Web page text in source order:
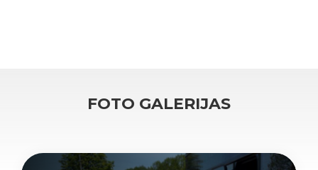
FOTO GALERIJAS